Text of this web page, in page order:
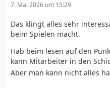
7. Mai 2026 um 15:29
Das klingt alles sehr
beim Spielen macht.
Hab beim lesen auf den
kann Mitarbeiter in den
Aber man kann nicht alles